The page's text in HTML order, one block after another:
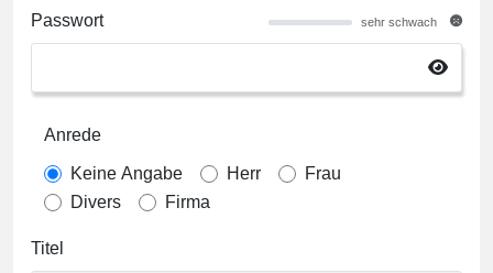
Passwort sehr schwach
Anrede
Keine Angabe Herr
Frau
Divers
Firma
Titel